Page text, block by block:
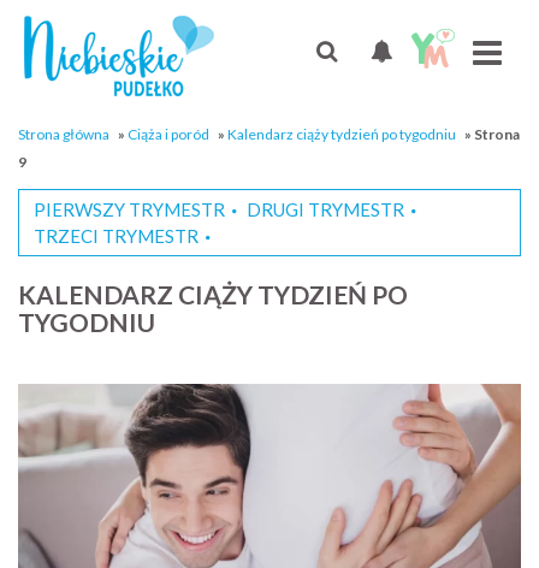
Strona główna » Ciąża i poród » Kalendarz ciąży tydzień po tygodniu » Strona
9
PIERWSZY TRYMESTR
DRUGI TRYMESTR
TRZECI TRYMESTR
KALENDARZ CIĄŻY TYDZIEŃ PO
TYGODNIU